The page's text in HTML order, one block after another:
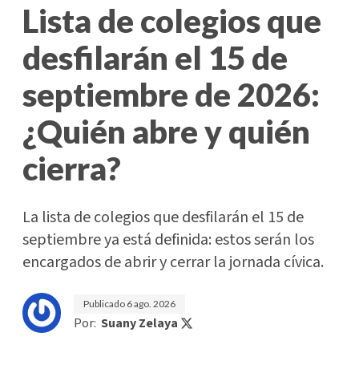
Lista de colegios que
desfilarán el 15 de
septiembre de 2026:
¿Quién abre y quién
cierra?
La lista de colegios que desfilarán el 15 de
septiembre ya está definida: estos serán los
encargados de abrir y cerrar la jornada cívica.
Publicado 6 ago. 2026
Por: Suany Zelaya